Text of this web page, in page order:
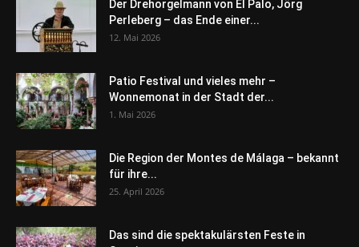
Der Drehorgelmann von El Palo, Jörg
Perleberg – das Ende einer...
12. Mai 2026
Patio Festival und vieles mehr –
Wonnemonat in der Stadt der...
1. Mai 2026
Die Region der Montes de Málaga – bekannt
für ihre...
25. April 2026
Das sind die spektakulärsten Feste in